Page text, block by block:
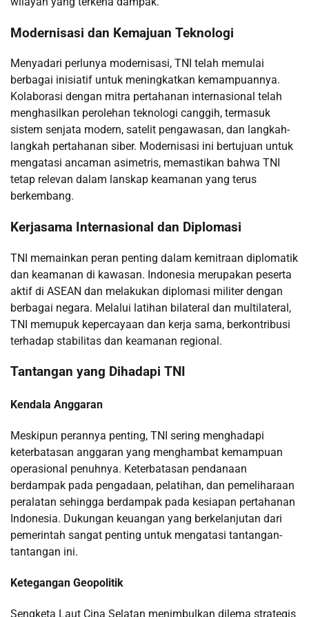
Modernisasi dan Kemajuan Teknologi
Menyadari perlunya modernisasi, TNI telah memulai
berbagai inisiatif untuk meningkatkan kemampuannya.
Kolaborasi dengan mitra pertahanan internasional telah
menghasilkan perolehan teknologi canggih, termasuk
sistem senjata modern, satelit pengawasan, dan langkah-
langkah pertahanan siber. Modernisasi ini bertujuan untuk
mengatasi ancaman asimetris, memastikan bahwa TNI
tetap relevan dalam lanskap keamanan yang terus
berkembang.
Kerjasama Internasional dan Diplomasi
TNI memainkan peran penting dalam kemitraan diplomatik
dan keamanan di kawasan. Indonesia merupakan peserta
aktif di ASEAN dan melakukan diplomasi militer dengan
berbagai negara. Melalui latihan bilateral dan multilateral,
TNI memupuk kepercayaan dan kerja sama, berkontribusi
terhadap stabilitas dan keamanan regional.
Tantangan yang Dihadapi TNI
Kendala Anggaran
Meskipun perannya penting, TNI sering menghadapi
keterbatasan anggaran yang menghambat kemampuan
operasional penuhnya. Keterbatasan pendanaan
berdampak pada pengadaan, pelatihan, dan pemeliharaan
peralatan sehingga berdampak pada kesiapan pertahanan
Indonesia. Dukungan keuangan yang berkelanjutan dari
pemerintah sangat penting untuk mengatasi tantangan-
tantangan ini.
Ketegangan Geopolitik
Sengketa Laut Cina Selatan menimbulkan dilema strategis